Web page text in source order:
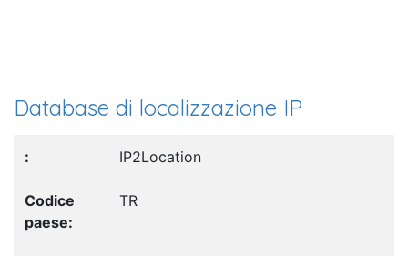
Database di localizzazione IP
IP2Location
TR